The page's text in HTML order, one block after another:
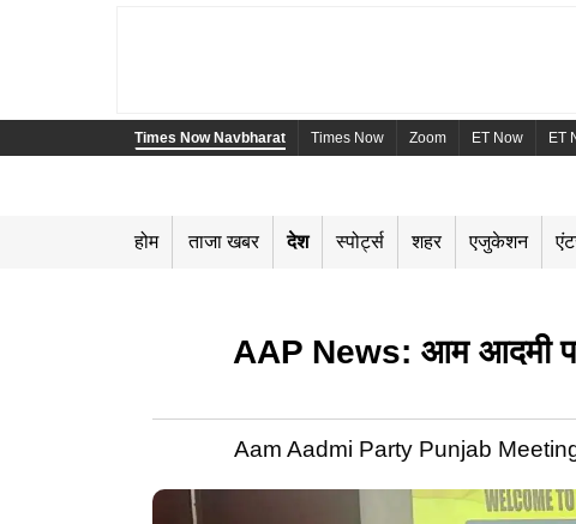
Times Now Navbharat Times Now Zoom ET Now ET
होम ताजा खबर देश स्पोर्ट्स शहर एजुकेशन
AAP News: आम आदमी
Aam Aadmi Party Punjab Meeting :